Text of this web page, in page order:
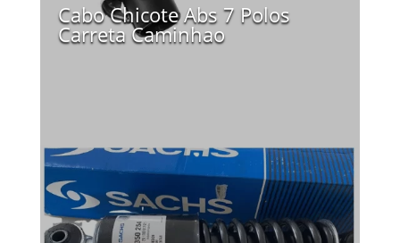
Cabo Chicote Abs 7 Polos
Carreta Caminhao